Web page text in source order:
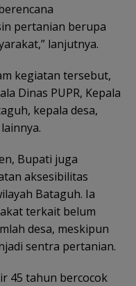
pertanian berupa
lanjutnya.
kegiatan tersebut,
Dinas PUPR, Kepala
kepala desa,
Bupati juga
aksesibilitas
Bataguh. Ia
terkait belum
desa, meskipun
sentra pertanian.
45 tahun bercocok